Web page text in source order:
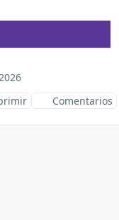
Comentarios